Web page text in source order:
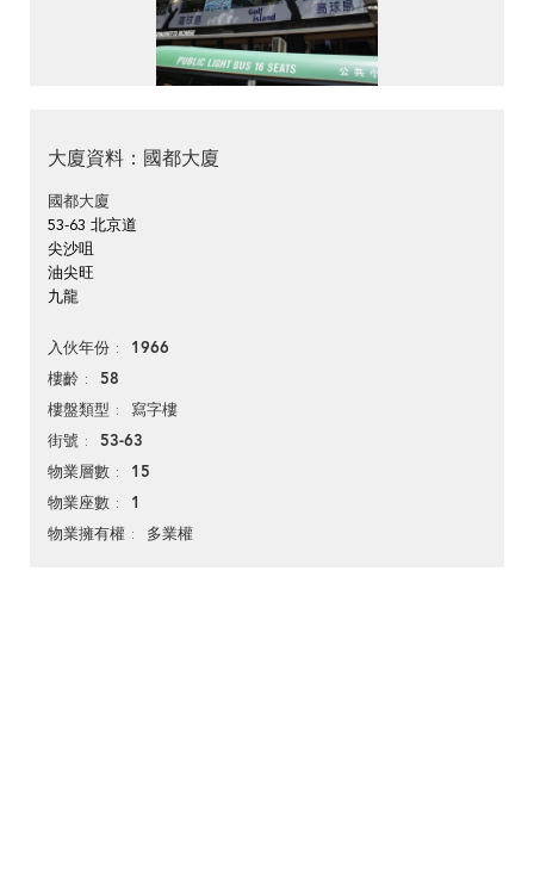
大廈資料：國都大廈
國都大廈
53-63 北京道
尖沙咀
油尖旺
九龍
入伙年份 1966
樓齡 58
樓盤類型 寫字樓
街號 53-63
物業層數 15
物業座數 1
物業擁有權 多業權